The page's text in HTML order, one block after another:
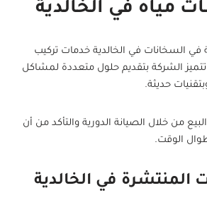
مياه في الخالدية
السخانات في الخالدية خدمات تركيب
الشركة بتقديم حلول متعددة لمشاكل
حديثة.
من خلال الصيانة الدورية والتأكد من أن
الوقت.
المنتشرة في الخالدية